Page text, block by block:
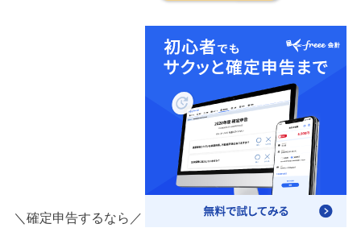
＼確定申告するなら／